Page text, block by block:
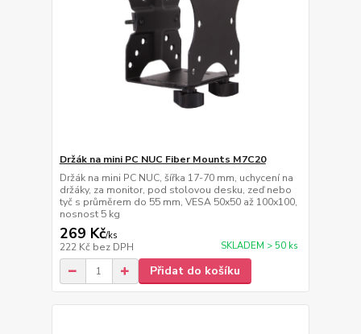
Držák na mini PC NUC Fiber Mounts M7C20
Držák na mini PC NUC, šířka 17-70 mm, uchycení na
držáky, za monitor, pod stolovou desku, zeď nebo
tyč s průměrem do 55 mm, VESA 50x50 až 100x100,
nosnost 5 kg
269 Kč/ks
222 Kč bez DPH SKLADEM > 50 ks
Přidat do košíku